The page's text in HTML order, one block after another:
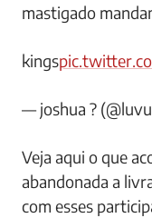
mastigado
kings
— joshua ?
Veja aqui o que
abandonada a
com esses